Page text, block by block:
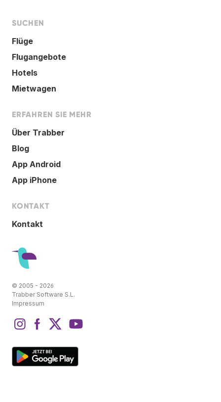
SUCHEN
Flüge
Flugangebote
Hotels
Mietwagen
ERFAHREN SIE MEHR
Über Trabber
Blog
App Android
App iPhone
KONTAKT
Kontakt
© 2005 - 2026
Trabber Software S.L.
Impressum